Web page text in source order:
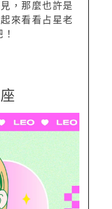
，那麼也許是
來看看占星老